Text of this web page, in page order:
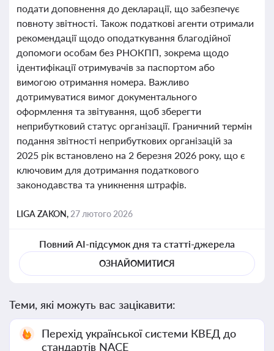
подати доповнення до декларації, що забезпечує
повноту звітності. Також податкові агенти отримали
рекомендації щодо оподаткування благодійної
допомоги особам без РНОКПП, зокрема щодо
ідентифікації отримувачів за паспортом або
вимогою отримання номера. Важливо
дотримуватися вимог документального
оформлення та звітування, щоб зберегти
неприбутковий статус організації. Граничний термін
подання звітності неприбуткових організацій за
2025 рік встановлено на 2 березня 2026 року, що є
ключовим для дотримання податкового
законодавства та уникнення штрафів.
LIGA ZAKON, 27 лютого 2026
Повний AI-підсумок дня та статті-джерела
ОЗНАЙОМИТИСЯ
Теми, які можуть вас зацікавити:
Перехід української системи КВЕД до
стандартів NACE